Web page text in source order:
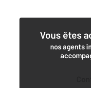
Vous êtes
nos agents